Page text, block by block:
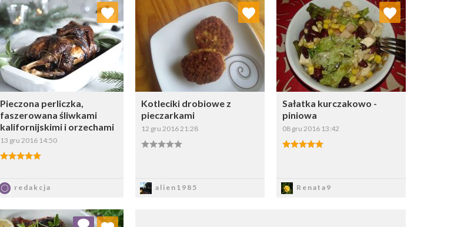
Pieczona perliczka,
faszerowana śliwkami
kalifornijskimi i orzechami
13 gru 2016 14:50
redakcja
Dodaj do ulubionych
Wybierz listę:
Kotleciki drobiowe z
pieczarkami
12 gru 2016 21:28
alien1985
Dodaj do ulubionych
Wybierz listę:
Sałatka kurczakowo -
piniowa
08 gru 2016 13:42
Renata9
Dodaj do ulubionych
Wybierz listę:
Dodaj do ulubionych